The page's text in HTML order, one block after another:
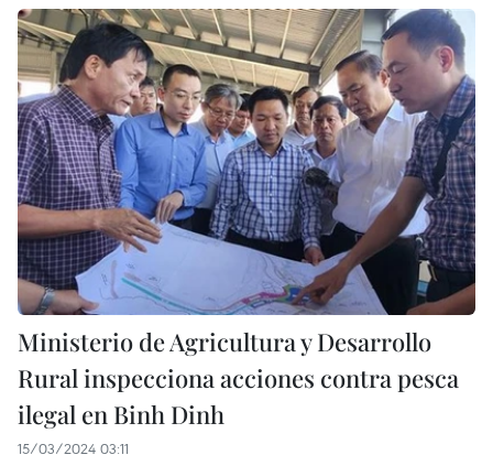
Ministerio de Agricultura y Desarrollo
Rural inspecciona acciones contra pesca
ilegal en Binh Dinh
15/03/2024 03:11